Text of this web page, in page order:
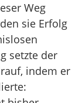
Weg
sie Erfolg
setzte der
indem er